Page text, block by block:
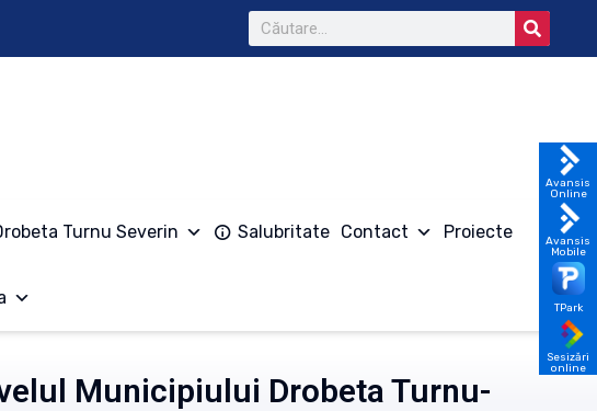
Turnu Severin Salubritate Contact Proiecte
Municipiului Drobeta Turnu-
Avansis
Online
Avansis
Mobile
TPark
Sesizări
online